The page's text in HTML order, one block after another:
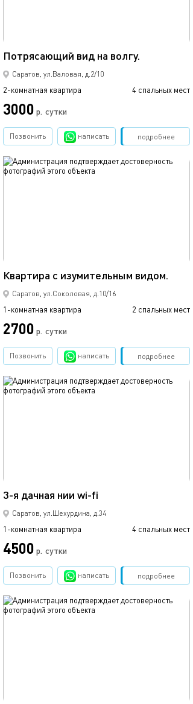
Потрясающий вид на волгу.
Саратов, ул.Валовая, д.2/10
2-комнатная квартира 4 спальных мест
3000 р. сутки
подробнее
Позвонить написать Забронировать
Квартира с изумительным видом.
Саратов, ул.Соколовая, д.10/16
1-комнатная квартира 2 спальных мест
2700 р. сутки
обновлено 03.04.2020
подробнее
Позвонить написать Забронировать
3-я дачная нии wi-fi
Саратов, ул.Шехурдина, д.34
1-комнатная квартира 4 спальных мест
4500 р. сутки
обновлено 17.05.2018
подробнее
Позвонить написать Забронировать
обновлено 03.04.2020